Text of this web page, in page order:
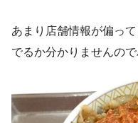
あまり店舗情報が偏っ
でるか分かりませんの